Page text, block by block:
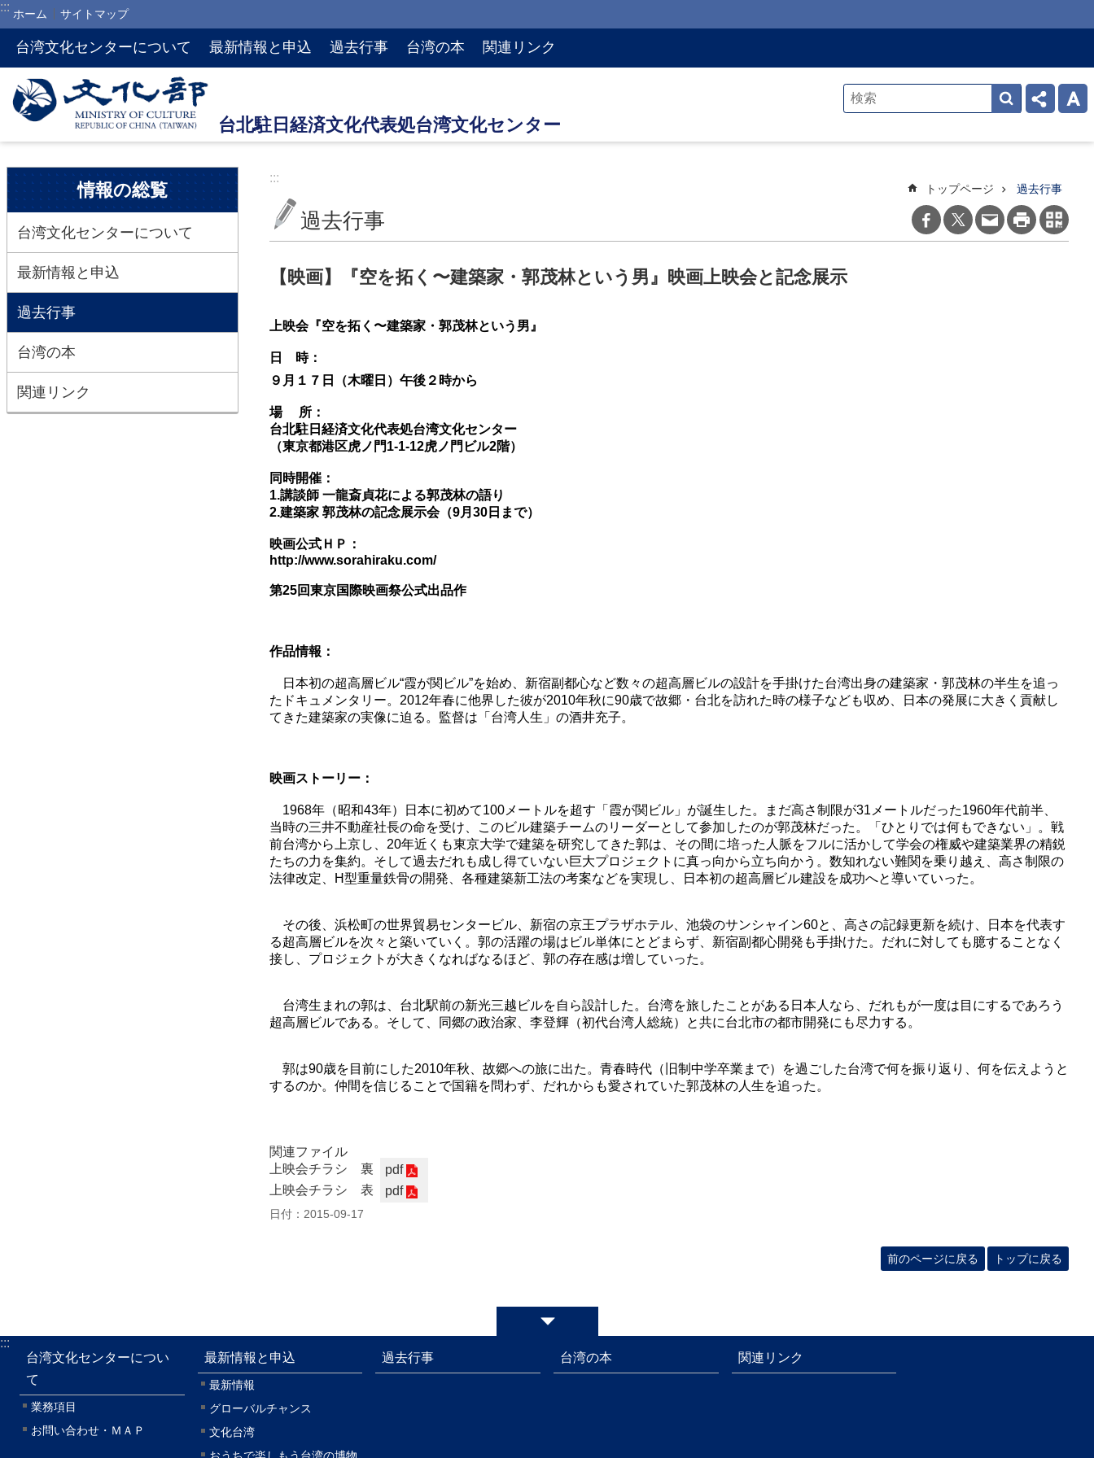
メインのコンテンツブロックにジャンプします
::: ホーム サイトマップ
台湾文化センターについて 最新情報と申込 過去行事 台湾の本 関連リンク
:::
情報の総覧
台湾文化センターについて
最新情報と申込
過去行事
台湾の本
関連リンク
:::
トップページ 過去行事
過去行事
【映画】『空を拓く〜建築家・郭茂林という男』映画上映会と記念展示
上映会『空を拓く〜建築家・郭茂林という男』
日 時：
９月１７日（木曜日）午後２時から
場 所：
台北駐日経済文化代表処台湾文化センター
（東京都港区虎ノ門1-1-12虎ノ門ビル2階）
同時開催 ：
1.講談師 一龍斎貞花による郭茂林の語り
2.建築家 郭茂林の記念展示会（9月 30 日まで）
映画公式ＨＰ：
http://www.sorahiraku.com/
第25回東京国際映画祭公式出品作
作品情報：
日本初の超高層ビル“霞が関ビル”を始め、新宿副都心など数々の超高層ビルの設計を手掛けた台湾出身の建築家・郭茂林の半生を追っ
たドキュメンタリー。2012年春に他界した彼が2010年秋に90歳で故郷・台北を訪れた時の様子なども収め、日本の発展に大きく貢献し
てきた建築家の実像に迫る。監督は「台湾人生」の酒井充子。
映画ストーリー：
1968年（昭和43年）日本に初めて100メートルを超す「霞が関ビル」が誕生した。まだ高さ制限が31メートルだった1960年代前半、
当時の三井不動産社長の命を受け、このビル建築チームのリーダーとして参加したのが郭茂林だった。「ひとりでは何もできない」。戦
前台湾から上京し、20年近くも東京大学で建築を研究してきた郭は、その間に培った人脈をフルに活かして学会の権威や建築業界の精鋭
たちの力を集約。そして過去だれも成し得ていない巨大プロジェクトに真っ向から立ち向かう。数知れない難関を乗り越え、高さ制限の
法律改定、H型重量鉄骨の開発、各種建築新工法の考案などを実現し、日本初の超高層ビル建設を成功へと導いていった。
その後、浜松町の世界貿易センタービル、新宿の京王プラザホテル、池袋のサンシャイン60と、高さの記録更新を続け、日本を代表す
る超高層ビルを次々と築いていく。郭の活躍の場はビル単体にとどまらず、新宿副都心開発も手掛けた。だれに対しても臆することなく
接し、プロジェクトが大きくなればなるほど、郭の存在感は増していった。
台湾生まれの郭は、台北駅前の新光三越ビルを自ら設計した。台湾を旅したことがある日本人なら、だれもが一度は目にするであろう
超高層ビルである。そして、同郷の政治家、李登輝（初代台湾人総統）と共に台北市の都市開発にも尽力する。
郭は90歳を目前にした2010年秋、故郷への旅に出た。青春時代（旧制中学卒業まで）を過ごした台湾で何を振り返り、何を伝えようと
するのか。仲間を信じることで国籍を問わず、だれからも愛されていた郭茂林の人生を追った。
関連ファイル
上映会チラシ 裏
pdf
上映会チラシ 表
pdf
日付：2015-09-17
前のページに戻る トップに戻る
:::
台湾文化センターについ
て
業務項目
お問い合わせ・ＭＡＰ
最新情報と申込
最新情報
グローバルチャンス
文化台湾
おうちで楽しもう台湾の博物
過去行事 台湾の本 関連リンク